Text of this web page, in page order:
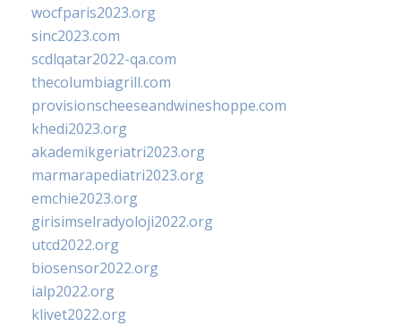
wocfparis2023.org
sinc2023.com
scdlqatar2022-qa.com
thecolumbiagrill.com
provisionscheeseandwineshoppe.com
khedi2023.org
akademikgeriatri2023.org
marmarapediatri2023.org
emchie2023.org
girisimselradyoloji2022.org
utcd2022.org
biosensor2022.org
ialp2022.org
klivet2022.org